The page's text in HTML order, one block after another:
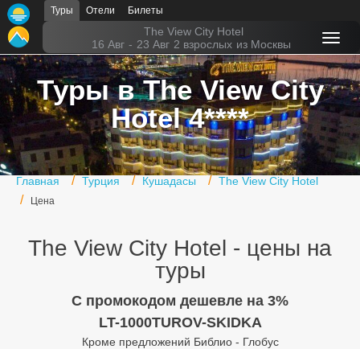
Туры Отели Билеты
The View City Hotel
16 Авг - 23 Авг 2 взрослых из Москвы
Туры в The View City
Hotel 4****
Главная Турция Кушадасы The View City Hotel
Цена
The View City Hotel - цены на
туры
C промокодом дешевле на 3%
LT-1000TUROV-SKIDKA
Кроме предложений Библио - Глобус
Главная
Горящие туры
Туры в Турцию
Туры в Египет
Туры в ОАЭ
Офис г. Москва